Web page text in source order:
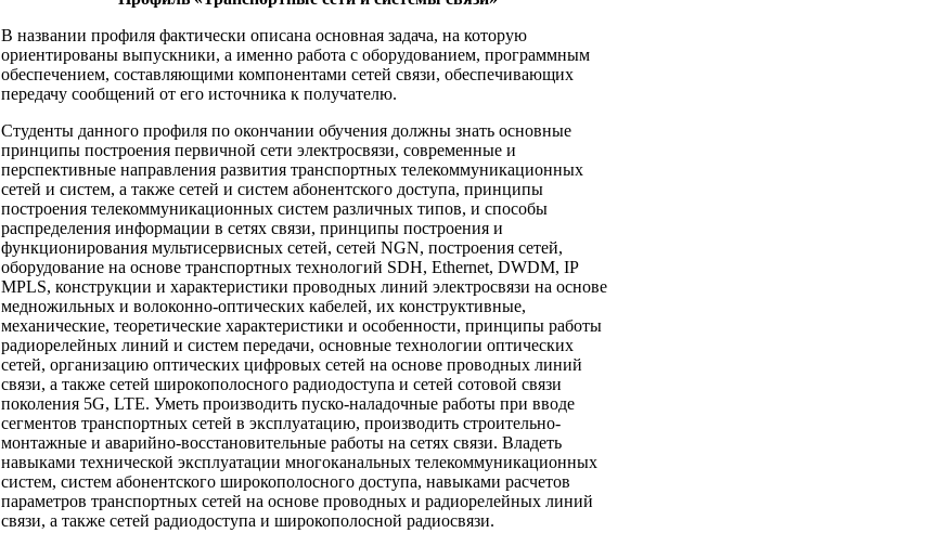
В названии профиля фактически описана основная задача, на которую
ориентированы выпускники, а именно работа с оборудованием, программным
обеспечением, составляющими компонентами сетей связи, обеспечивающих
передачу сообщений от его источника к получателю.
Студенты данного профиля по окончании обучения должны знать основные
принципы построения первичной сети электросвязи, современные и
перспективные направления развития транспортных телекоммуникационных
сетей и систем, а также сетей и систем абонентского доступа, принципы
построения телекоммуникационных систем различных типов, и способы
распределения информации в сетях связи, принципы построения и
функционирования мультисервисных сетей, сетей NGN, построения сетей,
оборудование на основе транспортных технологий SDH, Ethernet, DWDM, IP
MPLS, конструкции и характеристики проводных линий электросвязи на основе
медножильных и волоконно-оптических кабелей, их конструктивные,
механические, теоретические характеристики и особенности, принципы работы
радиорелейных линий и систем передачи, основные технологии оптических
сетей, организацию оптических цифровых сетей на основе проводных линий
связи, а также сетей широкополосного радиодоступа и сетей сотовой связи
поколения 5G, LTE. Уметь производить пуско-наладочные работы при вводе
сегментов транспортных сетей в эксплуатацию, производить строительно-
монтажные и аварийно-восстановительные работы на сетях связи. Владеть
навыками технической эксплуатации многоканальных телекоммуникационных
систем, систем абонентского широкополосного доступа, навыками расчетов
параметров транспортных сетей на основе проводных и радиорелейных линий
связи, а также сетей радиодоступа и широкополосной радиосвязи.